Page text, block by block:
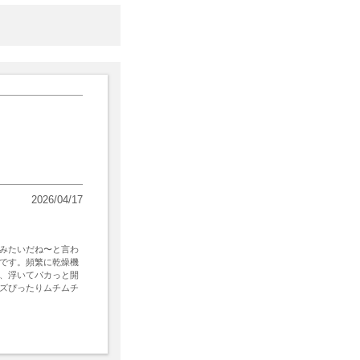
2026/04/17
たいだね〜と言わ
す。頻繁に乾燥機
浮いてパカっと開
ぴったりムチムチ